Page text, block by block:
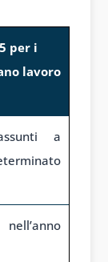
per i
lavoro
a